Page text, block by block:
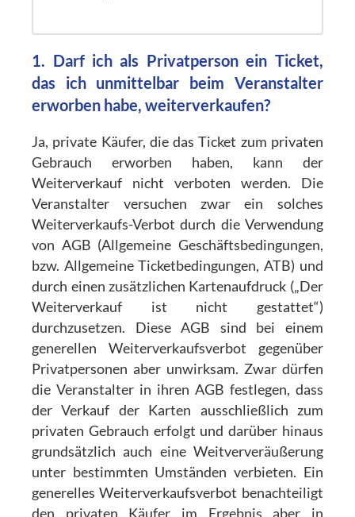
1. Darf ich als Privatperson ein Ticket,
das ich unmittelbar beim Veranstalter
erworben habe, weiterverkaufen?
Ja, private Käufer, die das Ticket zum privaten
Gebrauch erworben haben, kann der
Weiterverkauf nicht verboten werden. Die
Veranstalter versuchen zwar ein solches
Weiterverkaufs-Verbot durch die Verwendung
von AGB (Allgemeine Geschäftsbedingungen,
bzw. Allgemeine Ticketbedingungen, ATB) und
durch einen zusätzlichen Kartenaufdruck („Der
Weiterverkauf ist nicht gestattet“)
durchzusetzen. Diese AGB sind bei einem
generellen Weiterverkaufsverbot gegenüber
Privatpersonen aber unwirksam. Zwar dürfen
die Veranstalter in ihren AGB festlegen, dass
der Verkauf der Karten ausschließlich zum
privaten Gebrauch erfolgt und darüber hinaus
grundsätzlich auch eine Weitververäußerung
unter bestimmten Umständen verbieten. Ein
generelles Weiterverkaufsverbot benachteiligt
den privaten Käufer im Ergebnis aber in